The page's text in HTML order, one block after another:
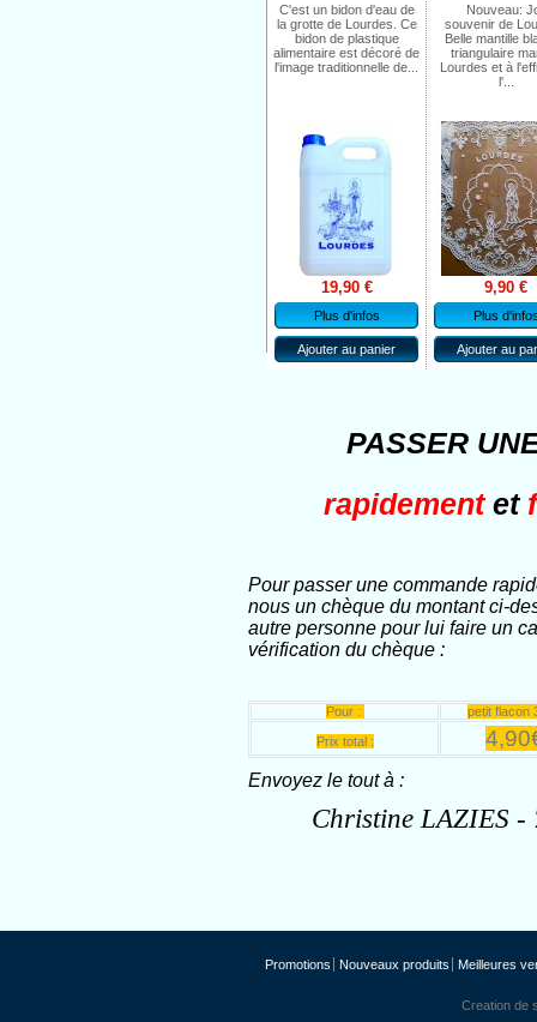
C'est un bidon d'eau de
la grotte de Lourdes. Ce
bidon de plastique
alimentaire est décoré de
l'image traditionnelle de...
19,90 €
Plus d'infos
Ajouter au panier
Nouveau:
souvenir de
Belle mantille
triangulaire
Lourdes et à
l'...
9,90 €
Plus
Ajouter au
PASSER
rapidementet
Pour passer une commande
nous un chèque du montant ci-
autre personne pour lui faire un
vérification du chèque :
Pour : petit flacon
Prix total :
Envoyez le toutà :
Christine LAZIES -
Promotions Nouveaux produits Meilleures
Creation de